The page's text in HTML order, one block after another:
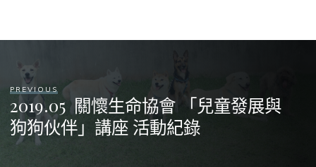
PREVIOUS
2019.05 關懷生命協會 「兒童發展與
狗狗伙伴」講座 活動紀錄